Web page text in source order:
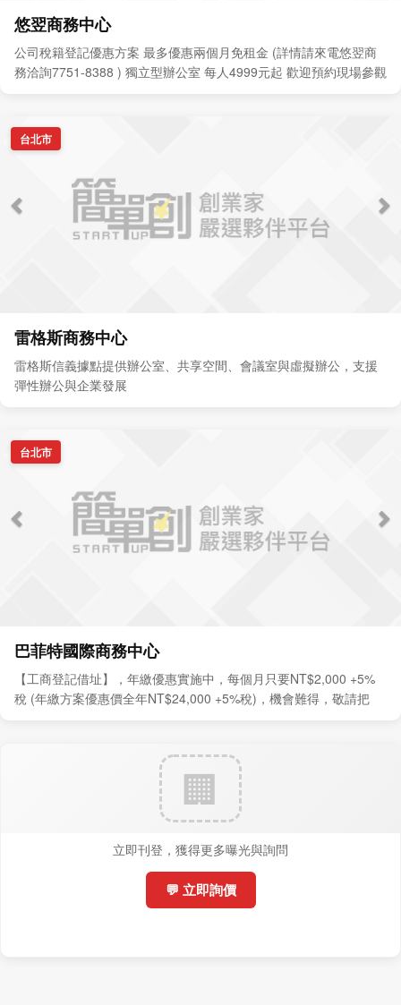
悠翌商務中心
公司稅籍登記優惠方案 最多優惠兩個月免租金 (詳情請來電悠翌商
務洽詢7751-8388 ) 獨立型辦公室 每人4999元起 歡迎預約現場參觀
台北市
雷格斯商務中心
雷格斯信義據點提供辦公室、共享空間、會議室與虛擬辦公，支援
彈性辦公與企業發展
台北市
巴菲特國際商務中心
【工商登記借址】，年繳優惠實施中，每個月只要NT$2,000 +5%
稅 (年繳方案優惠價全年NT$24,000 +5%稅)，機會難得，敬請把
立即刊登，獲得更多曝光與詢問
💬 立即詢價